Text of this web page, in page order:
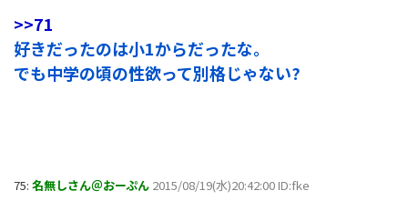
>>71
好きだったのは小1からだったな。
でも中学の頃の性欲って別格じゃない?
75: 名無しさん＠おーぷん 2015/08/19(水)20:42:00 ID:fke